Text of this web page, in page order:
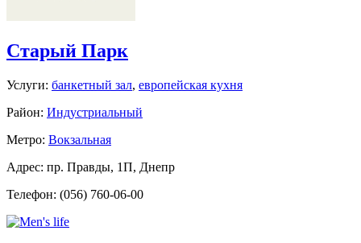
Старый Парк
Услуги: банкетный зал, европейская кухня
Район: Индустриальный
Метро: Вокзальная
Адрес: пр. Правды, 1П, Днепр
Телефон: (056) 760-06-00